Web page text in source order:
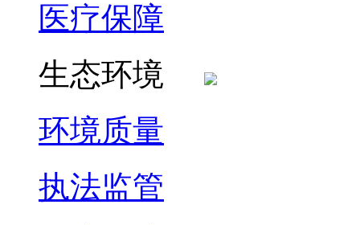
医疗保障
生态环境
环境质量
执法监管